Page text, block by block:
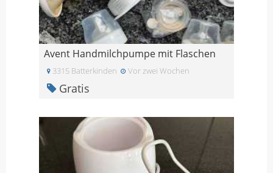
Avent Handmilchpumpe mit Flaschen
3315 Batterkinden Vor zwei Wochen
Gratis